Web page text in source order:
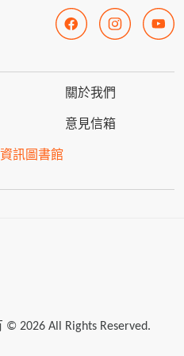
關於我們
意見信箱
訊圖書館
2026 All Rights Reserved.